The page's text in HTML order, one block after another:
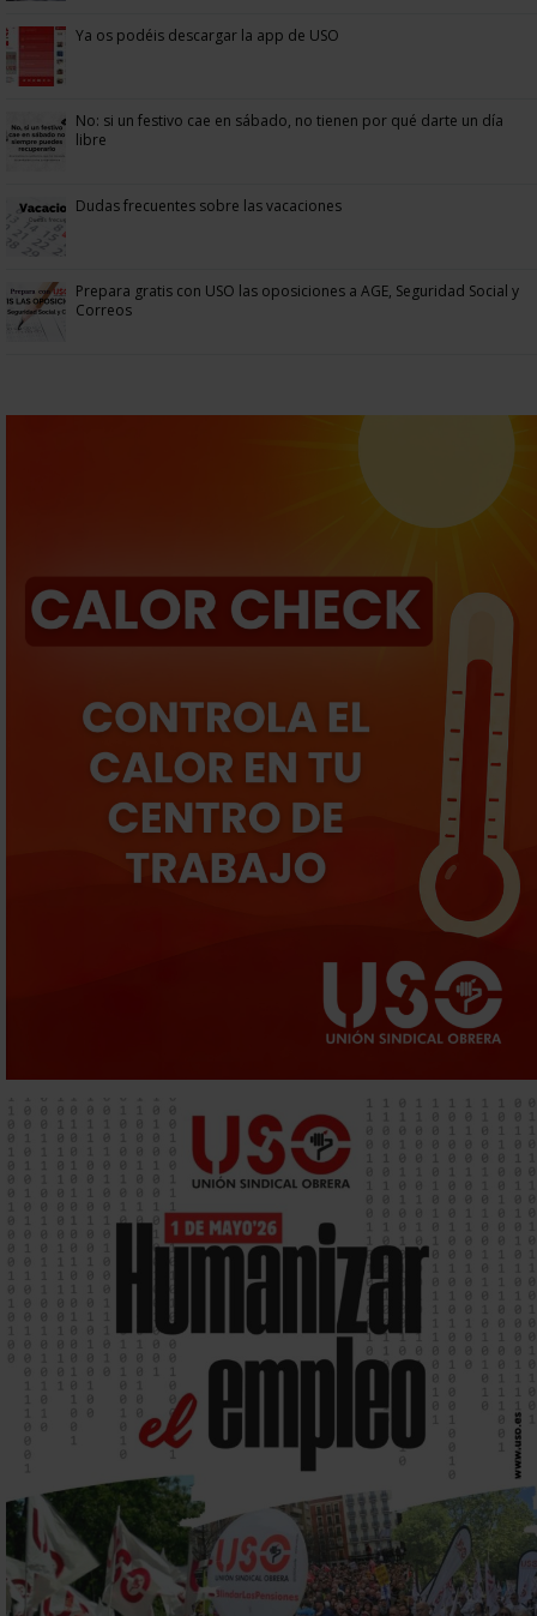
Ya os podéis descargar la app de USO
No: si un festivo cae en sábado, no tienen por qué darte un día
libre
Dudas frecuentes sobre las vacaciones
Prepara gratis con USO las oposiciones a AGE, Seguridad Social y
Correos